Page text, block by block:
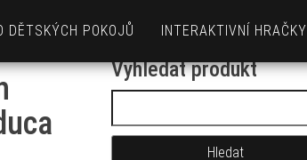
DĚTSKÝCH POKOJŮ INTERAKTIVNÍ HRAČKY
Vyhledat produkt